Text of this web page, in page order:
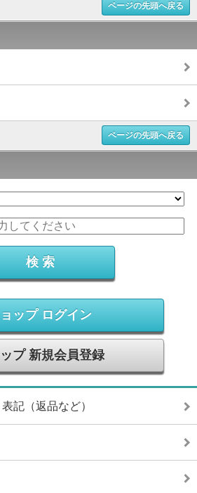
ページの先頭へ戻る
ページの先頭へ戻る
ップ ログイン
プ 新規会員登録
記（返品など）